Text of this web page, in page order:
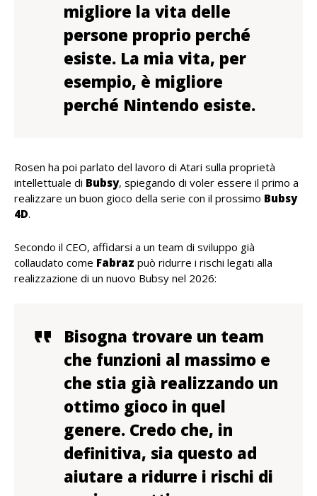
migliore la vita delle
persone proprio perché
esiste. La mia vita, per
esempio, è migliore
perché Nintendo esiste.
Rosen ha poi parlato del lavoro di Atari sulla proprietà
intellettuale di Bubsy, spiegando di voler essere il primo a
realizzare un buon gioco della serie con il prossimo Bubsy
4D.
Secondo il CEO, affidarsi a un team di sviluppo già
collaudato come Fabraz può ridurre i rischi legati alla
realizzazione di un nuovo Bubsy nel 2026:
Bisogna trovare un team
che funzioni al massimo e
che stia già realizzando un
ottimo gioco in quel
genere. Credo che, in
definitiva, sia questo ad
aiutare a ridurre i rischi di